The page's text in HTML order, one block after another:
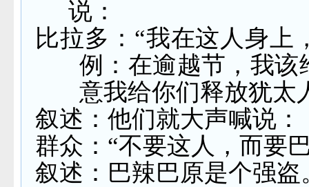
说：
比拉多：“我在这人身上
例：在逾越节，我
意我给你们释放犹太
叙述：他们就大声喊说：
群众：“不要这人，而要
叙述：巴辣巴原是个强盗